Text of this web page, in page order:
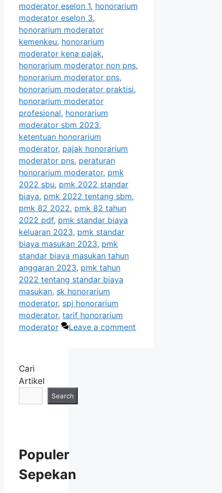
moderator eselon 1, honorarium
moderator eselon 3,
honorarium moderator
kemenkeu, honorarium
moderator kena pajak,
honorarium moderator non pns,
honorarium moderator pns,
honorarium moderator praktisi,
honorarium moderator
profesional, honorarium
moderator sbm 2023,
ketentuan honorarium
moderator, pajak honorarium
moderator pns, peraturan
honorarium moderator, pmk
2022 sbu, pmk 2022 standar
biaya, pmk 2022 tentang sbm,
pmk 82 2022, pmk 82 tahun
2022 pdf, pmk standar biaya
keluaran 2023, pmk standar
biaya masukan 2023, pmk
standar biaya masukan tahun
anggaran 2023, pmk tahun
2022 tentang standar biaya
masukan, sk honorarium
moderator, spj honorarium
moderator, tarif honorarium
moderator
Leave a comment
Cari
Artikel
Search
Populer
Sepekan